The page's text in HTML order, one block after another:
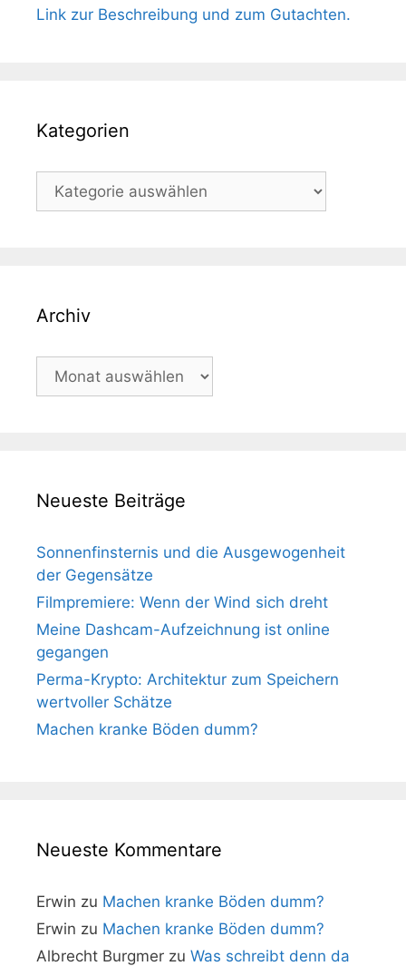
Link zur Beschreibung und zum Gutachten.
Kategorien
Kategorien
Archiv
Archiv
Neueste Beiträge
Sonnenfinsternis und die Ausgewogenheit
der Gegensätze
Filmpremiere: Wenn der Wind sich dreht
Meine Dashcam-Aufzeichnung ist online
gegangen
Perma-Krypto: Architektur zum Speichern
wertvoller Schätze
Machen kranke Böden dumm?
Neueste Kommentare
Erwin zu Machen kranke Böden dumm?
Erwin zu Machen kranke Böden dumm?
Albrecht Burgmer zu Was schreibt denn da